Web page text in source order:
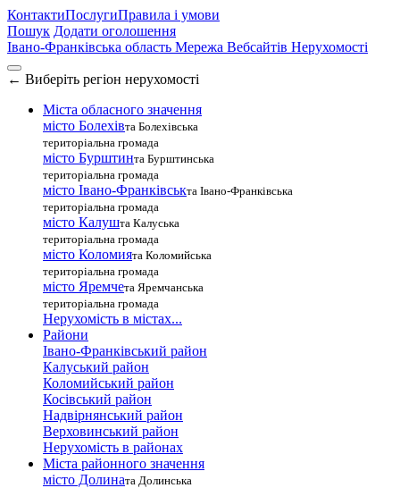
КонтактиПослугиПравила і умови
Пошук Додати оголошення
Івано-Франківська область Мережа Вебсайтів Нерухомості
← Виберіть регіон нерухомості
Міста обласного значення
місто Болехівта Болехівська
територіальна громада
місто Бурштинта Бурштинська
територіальна громада
місто Івано-Франківськта Івано-Франківська
територіальна громада
місто Калушта Калуська
територіальна громада
місто Коломията Коломийська
територіальна громада
місто Яремчета Яремчанська
територіальна громада
Нерухомість в містах...
Райони
Івано-Франківський район
Калуський район
Коломийський район
Косівський район
Надвірнянський район
Верховинський район
Нерухомість в районах
Міста районного значення
місто Долината Долинська